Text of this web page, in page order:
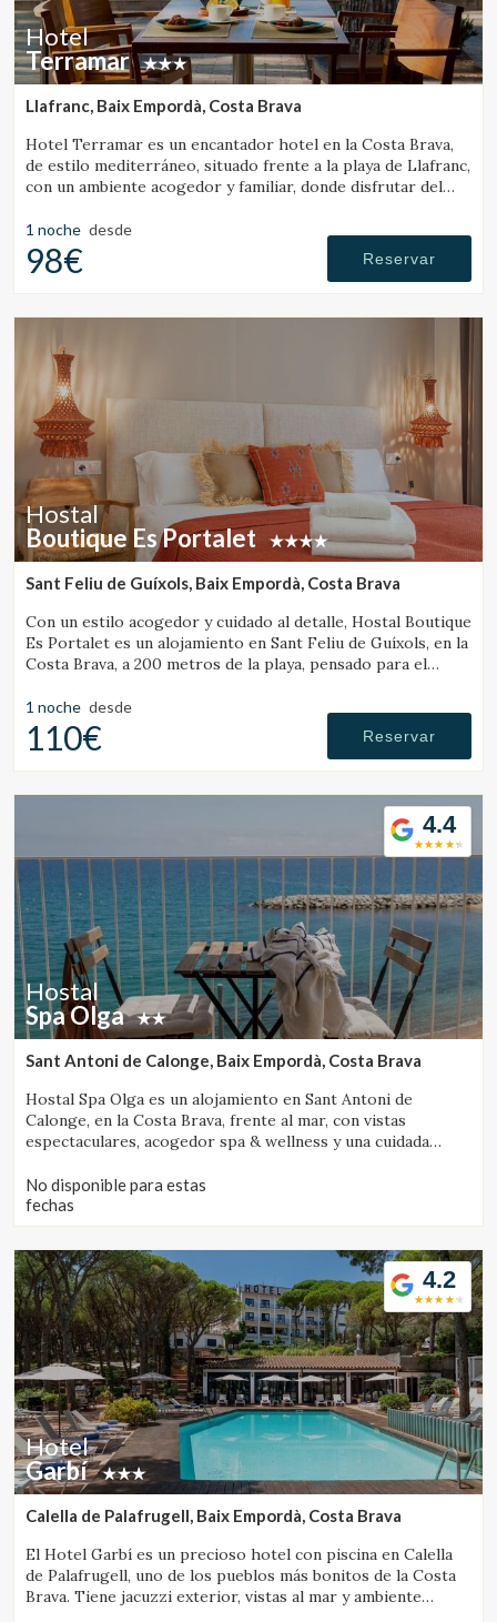
Hotel
Terramar
Llafranc, Baix Empordà, Costa Brava
Hotel Terramar es un encantador hotel en la Costa Brava,
de estilo mediterráneo, situado frente a la playa de Llafranc,
con un ambiente acogedor y familiar, donde disfrutar del
1 noche desde
98€ Reservar
Hostal
Boutique Es Portalet
Sant Feliu de Guíxols, Baix Empordà, Costa Brava
Con un estilo acogedor y cuidado al detalle, Hostal Boutique
Es Portalet es un alojamiento en Sant Feliu de Guíxols, en la
Costa Brava, a 200 metros de la playa, pensado para el
1 noche desde
110€ Reservar
4.4
Hostal
Spa Olga
Sant Antoni de Calonge, Baix Empordà, Costa Brava
Hostal Spa Olga es un alojamiento en Sant Antoni de
Calonge, en la Costa Brava, frente al mar, con vistas
espectaculares, acogedor spa & wellness y una cuidada
No disponible para estas
fechas
4.2
Hotel
Garbí
Calella de Palafrugell, Baix Empordà, Costa Brava
El Hotel Garbí es un precioso hotel con piscina en Calella
de Palafrugell, uno de los pueblos más bonitos de la Costa
Brava. Tiene jacuzzi exterior, vistas al mar y ambiente